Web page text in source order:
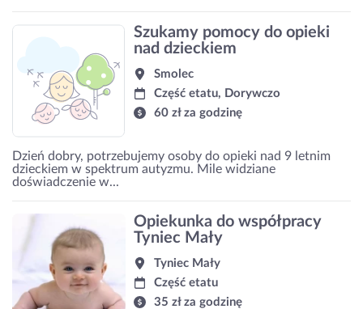
Szukamy pomocy do opieki
nad dzieckiem
Smolec
Część etatu, Dorywczo
60 zł za godzinę
Dzień dobry, potrzebujemy osoby do opieki nad 9 letnim
dzieckiem w spektrum autyzmu. Mile widziane
doświadczenie w...
Opiekunka do współpracy
Tyniec Mały
Tyniec Mały
Część etatu
35 zł za godzinę